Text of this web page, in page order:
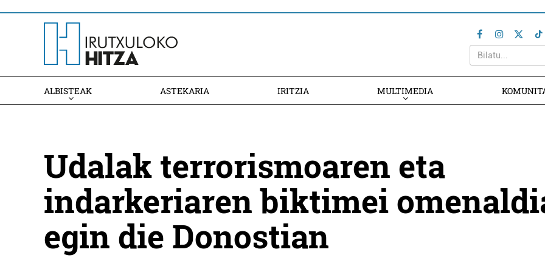
ALBISTEAK ASTEKARIA IRITZIA MULTIMEDIA
Udalak terrorismoaren eta
indarkeriaren biktimei
egin die Donostian